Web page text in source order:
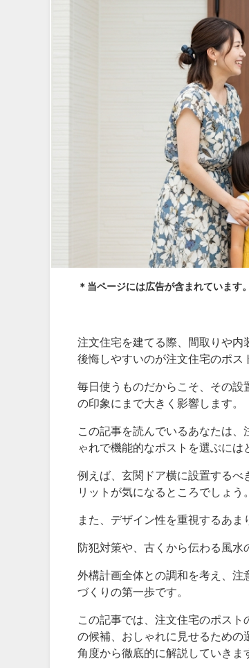
＊当ページには広告が含まれています。
注文住宅を建てる際、間取りや内
後悔しやすいのが注文住宅のポス
毎日使うものだからこそ、その設
の印象にまで大きく影響します。
この記事を読んでいるあなたは
ゃれで機能的なポストを選ぶには
例えば、玄関ドア横に設置するべ
リットが気になるところでしょう。
また、デザイン性を重視するあま
防犯対策や、古くから伝わる風水
外構計画全体との調和を考え、注
づくりの第一歩です。
この記事では、注文住宅のポス
の候補、おしゃれに見せるための
角度から徹底的に解説していきま